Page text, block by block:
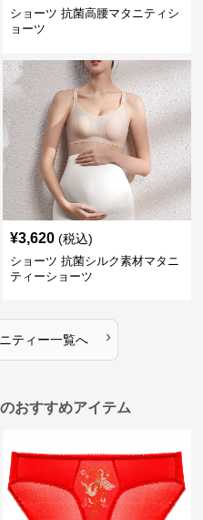
ショーツ 抗菌高腰マタニティシ
ョーツ
¥3,620 (税込)
ショーツ 抗菌シルク素材マタニ
ティーショーツ
ティー一覧へ ›
おすすめアイテム